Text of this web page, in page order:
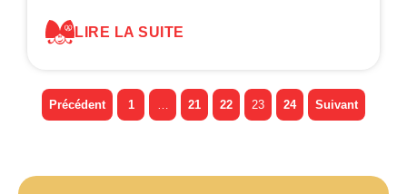
LIRE LA SUITE
Précédent 1 … 21 22 23 24 Suivant